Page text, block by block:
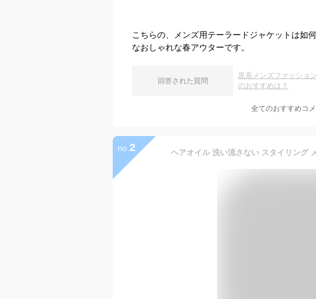
こちらの、メンズ用テーラードジャケットは如
なおしゃれな春アウターです。
回答された質問
黒系メンズファッショ
のおすすめは？
全てのおすすめコメ
no. 2